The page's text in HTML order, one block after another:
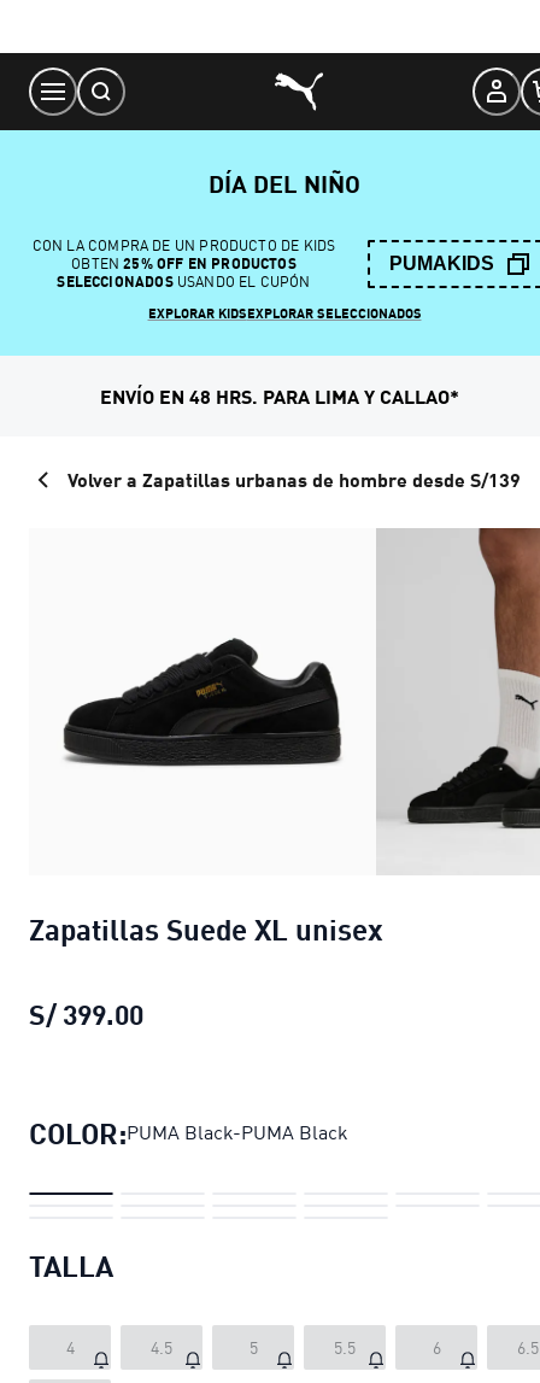
Content
DÍA DEL NIÑO
CON LA COMPRA DE UN PRODUCTO DE KIDS
OBTEN 25% OFF EN PRODUCTOS
SELECCIONADOSUSANDO EL CUPÓN
PUMAKIDS
EXPLORAR KIDSEXPLORAR SELECCIONADOS
ENVÍO EN 48 HRS. PARA LIMA Y CALLAO*
Volver a Zapatillas urbanas de hombre desde S/139
Zapatillas Suede XL unisex
S/ 399.00
COLOR:PUMA Black-PUMA Black
TALLA
4 4.5 5 5.5 6 6.5